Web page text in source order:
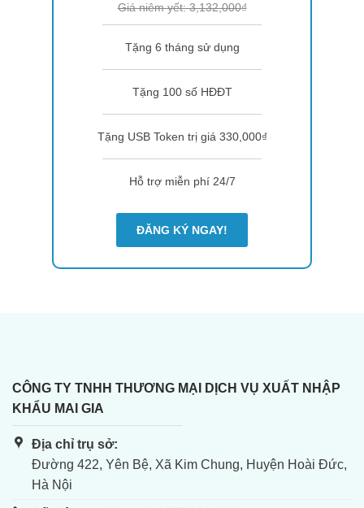
Giá niêm yết: 3,132,000₫
Tặng 6 tháng sử dụng
Tặng 100 số HĐĐT
Tặng USB Token trị giá 330,000₫
Hỗ trợ miễn phí 24/7
ĐĂNG KÝ NGAY!
CÔNG TY TNHH THƯƠNG MẠI DỊCH VỤ XUẤT NHẬP
KHẨU MAI GIA
Địa chỉ trụ sở:
Đường 422, Yên Bệ, Xã Kim Chung, Huyện Hoài Đức,
Hà Nội